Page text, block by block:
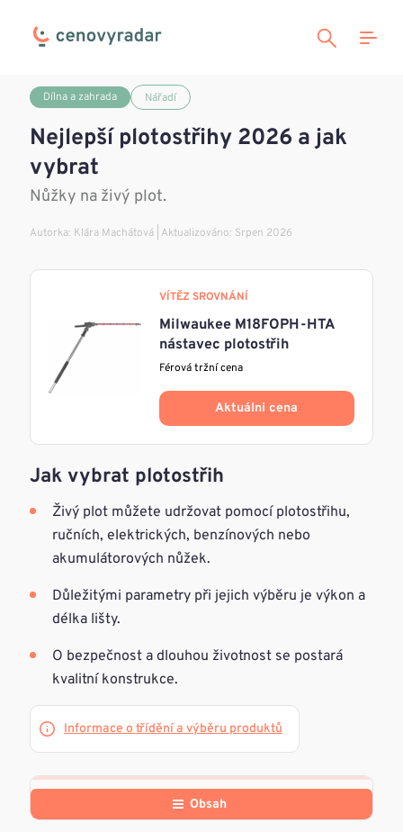
Dílna a zahrada Nářadí
Nejlepší plotostřihy 2026 a jak
vybrat
Nůžky na živý plot.
Autorka: Klára Machátová | Aktualizováno: Srpen 2026
VÍTĚZ SROVNÁNÍ
Milwaukee M18FOPH-HTA
nástavec plotostřih
Férová tržní cena
Aktuálni cena
Jak vybrat plotostřih
Živý plot můžete udržovat pomocí plotostřihu,
ručních, elektrických, benzínových nebo
akumulátorových nůžek.
Důležitými parametry při jejich výběru je výkon a
délka lišty.
O bezpečnost a dlouhou životnost se postará
kvalitní konstrukce.
Informace o třídění a výběru produktů
Obsah